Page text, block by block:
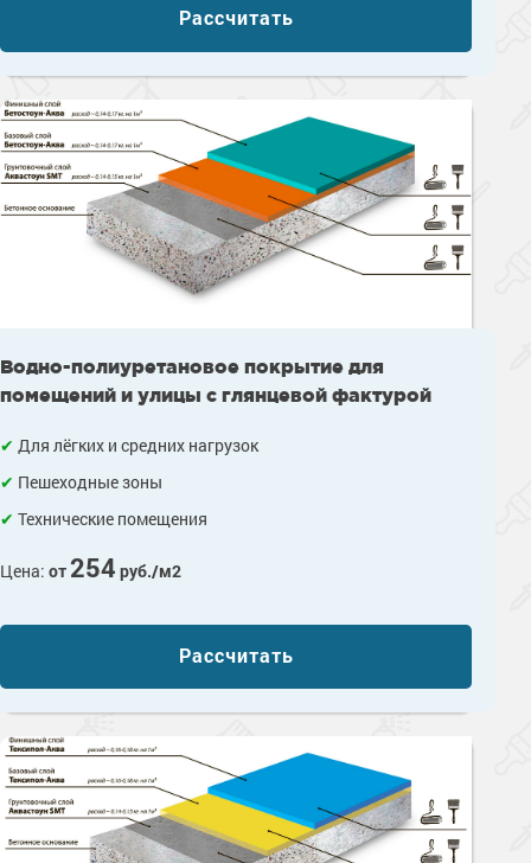
Сопутствующие товары
Морозостойкие краски для металла
Морозостойкие краски для фасада
Рассчитать
Водно-полиуретановое покрытие для
помещений и улицы с глянцевой фактурой
Для лёгких и средних нагрузок
Пешеходные зоны
Технические помещения
Цена: от254 руб./м2
Рассчитать